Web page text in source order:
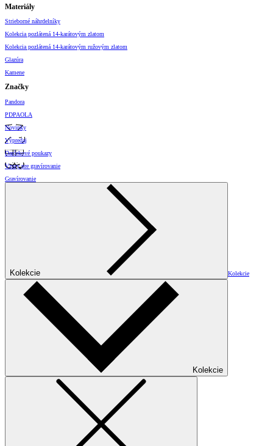
Materiály
Strieborné náhrdelníky
Kolekcia pozlátená 14-karátovým zlatom
Kolekcia pozlátená 14-karátovým ružovým zlatom
Glazúra
Kamene
Značky
Pandora
PDPAOLA
Novinky
Výpredaj
Darčekové poukazy
Vzory pre gravírovanie
Gravírovanie
Kolekcie Kolekcie
Kolekcie